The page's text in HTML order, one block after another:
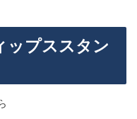
ップススタン